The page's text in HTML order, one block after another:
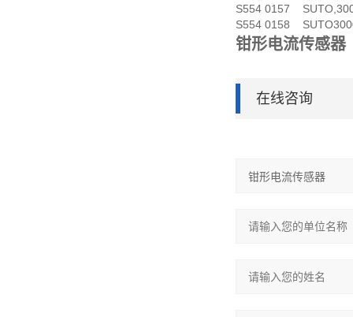
S554 0157
S554 0158
钳形电流传感器
在线咨询